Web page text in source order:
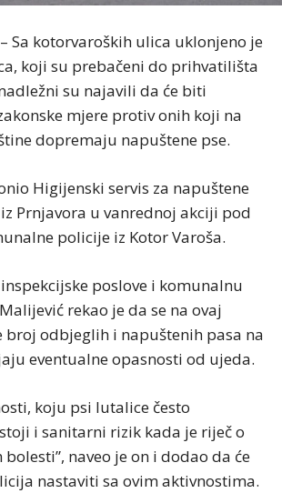
– Sa kotorvaroških ulica uklonjeno je
koji su prebačeni do prihvatilišta
su najavili da će biti
mjere protiv onih koji na
dopremaju napuštene pse.
Higijenski servis za napuštene
iz Prnjavora u vanrednoj akciji pod
policije iz Kotor Varoša.
inspekcijske poslove i komunalnu
rekao je da se na ovaj
broj odbjeglih i napuštenih pasa na
eventualne opasnosti od ujeda.
koju psi lutalice često
i sanitarni rizik kada je riječ o
naveo je on i dodao da će
nastaviti sa ovim aktivnostima.